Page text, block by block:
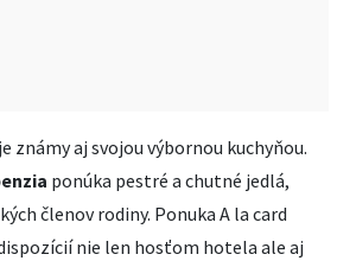
známy aj svojou výbornou kuchyňou.
ponúka pestré a chutné jedlá,
členov rodiny. Ponuka A la card
nie len hosťom hotela ale aj